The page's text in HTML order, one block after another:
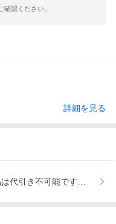
認ください。
詳細を見る
代引き不可能です、商品到